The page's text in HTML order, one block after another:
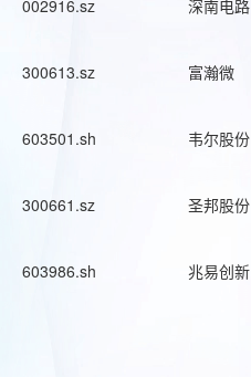
002916.sz 深南电路
300613.sz 富瀚微
603501.sh 韦尔股份
300661.sz 圣邦股份
603986.sh 兆易创新